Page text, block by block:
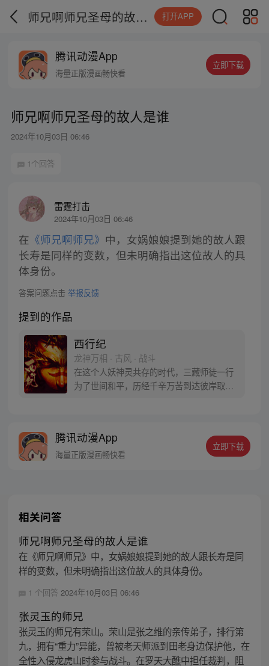
师兄啊师兄圣母的故人是谁 打开APP
腾讯动漫App
海量正版漫画畅快看
立即下载
师兄啊师兄圣母的故人是谁
2024年10月03日 06:46
1个回答
雷霆打击
2024年10月03日 06:46
在 《师兄啊师兄》 中，女娲娘娘提到她的故人跟
长寿是同样的变数，但未明确指出这位故人的具
体身份。
答案问题点击 举报反馈
提到的作品
西行纪
龙神万相 · 古风 · 战斗
在这个人妖神灵共存的时代，三藏师徒一行
为了世间和平，历经千辛万苦到达彼岸取
辞万难，找到唐三藏大法师，和他一起重新
寻回徒弟们，组成全新“西行小队”，再度踏
腾讯动漫App
海量正版漫画畅快看
立即下载
相关问答
师兄啊师兄圣母的故人是谁
在《师兄啊师兄》中，女娲娘娘提到她的故人跟长寿是同
样的变数，但未明确指出这位故人的具体身份。
1 个回答 2024年10月03日 06:46
张灵玉的师兄
张灵玉的师兄有荣山。荣山是张之维的亲传弟子，排行第
九，拥有“重力”异能，曾被老天师派到田老身边保护他，在
全性入侵龙虎山时参与战斗。在罗天大醮中担任裁判，阻